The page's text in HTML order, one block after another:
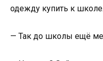
одежду купить к школе.
— Так до школы ещё